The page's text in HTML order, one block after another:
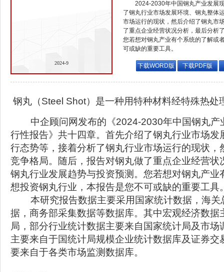
2024-9
2024-2030年中国钢丸产业发展
了钢丸行业市场发展环境、钢丸整体
市场运行的现状，然后介绍了钢丸市
了重点企业经营状况分析，最后分析
您若想对钢丸产业有个系统的了解或
可或缺的重要工具。
下载WORD版 下载PDF版
钢丸（Steel Shot）是一种用特种材料经特殊热处
中企顾问网发布的《2024-2030年中国钢丸产
行性报告》共十四章。首先介绍了钢丸行业市场发
行态势等，接着分析了钢丸行业市场运行的现状，
竞争格局。随后，报告对钢丸做了重点企业经营状
钢丸行业发展趋势与投资预测。您若想对钢丸产业
想投资钢丸行业，本报告是您不可或缺的重要工具
本研究报告数据主要采用国家统计数据，海关
据，商务部采集数据等数据库。其中宏观经济数据
局，部分行业统计数据主要来自国家统计局及市场
主要来自于国统计局规模企业统计数据库及证券交
要来自于各类市场监测数据库。